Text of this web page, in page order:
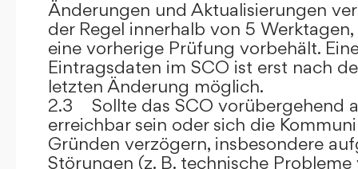
Änderungen und Aktualisierungen
der Regel innerhalb von 5
eine vorherige Prüfung vorbehält.
Eintragsdaten im SCO ist erst nach
letzten Änderung möglich.
2.3 Sollte das SCO vorübergehend
erreichbar sein oder sich die
Gründen verzögern, insbesondere
Störungen (z. B. technische